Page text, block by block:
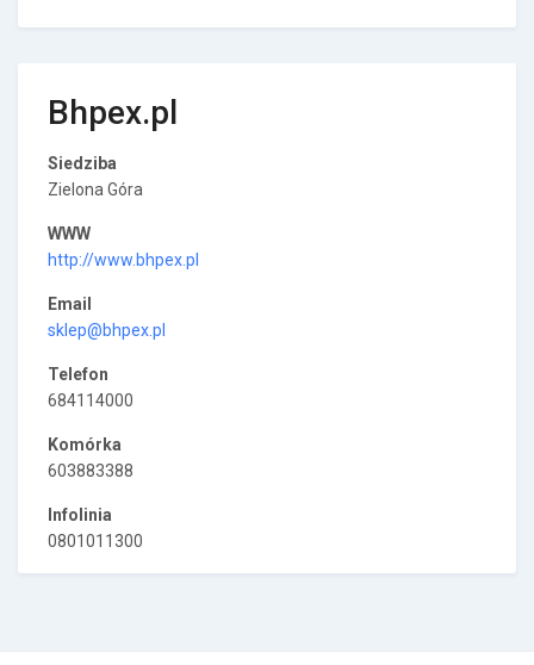
Bhpex.pl
Siedziba
Zielona Góra
WWW
http://www.bhpex.pl
Email
sklep@bhpex.pl
Telefon
684114000
Komórka
603883388
Infolinia
0801011300